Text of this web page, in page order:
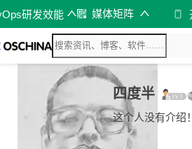
研发效能 媒体矩阵
四度半
这个人没有介绍！